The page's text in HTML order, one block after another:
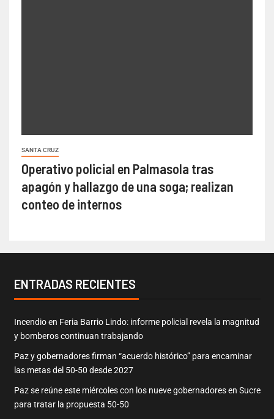
SANTA CRUZ
Operativo policial en Palmasola tras
apagón y hallazgo de una soga; realizan
conteo de internos
ENTRADAS RECIENTES
Incendio en Feria Barrio Lindo: informe policial revela la magnitud
y bomberos continuan trabajando
Paz y gobernadores firman “acuerdo histórico” para encaminar
las metas del 50-50 desde 2027
Paz se reúne este miércoles con los nueve gobernadores en Sucre
para tratar la propuesta 50-50